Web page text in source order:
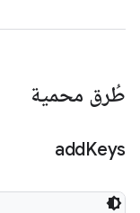
طُرق محمية
addKeys